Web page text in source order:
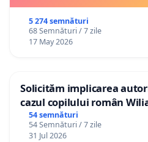
5 274 semnături
68 Semnături / 7 zile
17 May 2026
Solicităm implicarea
cazul copilului român
Gheorghe, aflat în
12 ani
54 semnături
54 Semnături / 7 zile
31 Jul 2026